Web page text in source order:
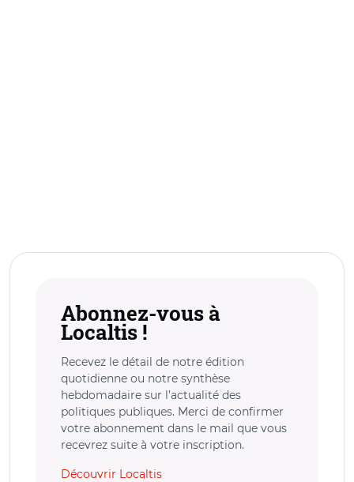
Abonnez-vous à
Localtis !
Recevez le détail de notre édition
quotidienne ou notre synthèse
hebdomadaire sur l’actualité des
politiques publiques. Merci de confirmer
votre abonnement dans le mail que vous
recevrez suite à votre inscription.
Découvrir Localtis